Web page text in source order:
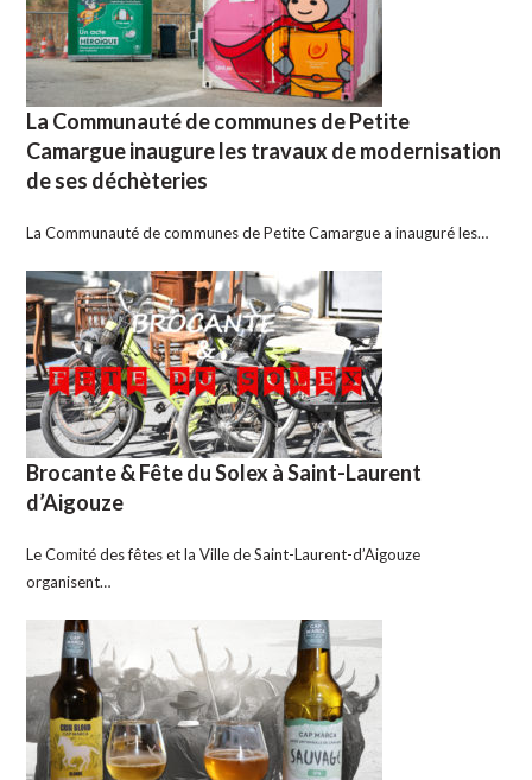
La Communauté de communes de Petite
Camargue inaugure les travaux de modernisation
de ses déchèteries
La Communauté de communes de Petite Camargue a inauguré les…
Brocante & Fête du Solex à Saint-Laurent
d’Aigouze
Le Comité des fêtes et la Ville de Saint-Laurent-d’Aigouze
organisent…